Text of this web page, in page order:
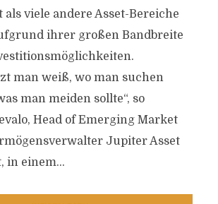
als viele andere Asset-Bereiche
ihrer großen Bandbreite
man weiß, wo man suchen
man meiden sollte“, so
Head of Emerging Market
Jupiter Asset
in einem...